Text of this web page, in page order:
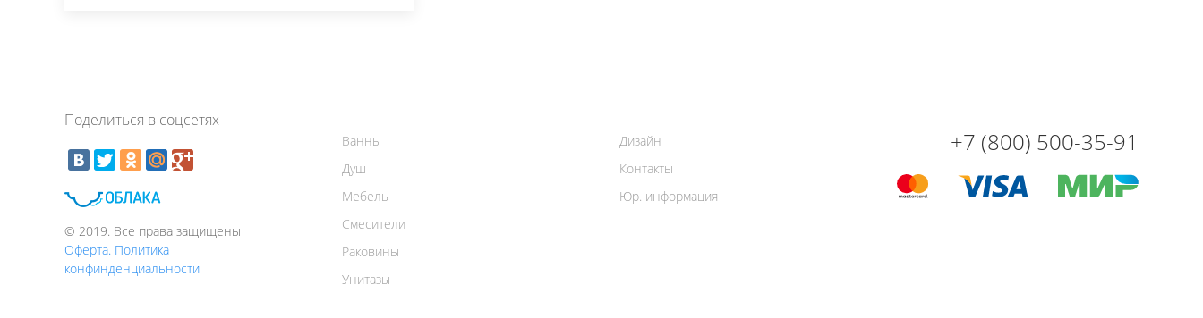
Поделиться в соцсетях
© 2019. Все права защищены
Оферта. Политика
конфинденциальности
Ванны
Душ
Мебель
Смесители
Раковины
Унитазы
Дизайн
Контакты
Юр. информация
+7 (800) 500-35-91